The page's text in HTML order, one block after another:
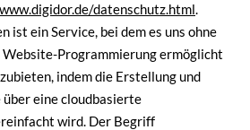
datenschutz.html.
ist ein Service, bei dem es uns ohne
Programmierung ermöglicht
indem die Erstellung und
eine cloudbasierte
wird. Der Begriff